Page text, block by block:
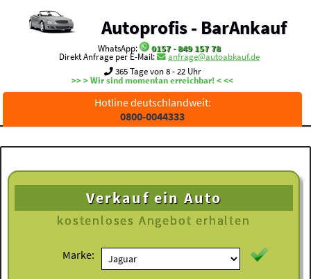
Autoprofis - BarAnkauf
WhatsApp:
0157 - 849 157 78
Direkt Anfrage per E-Mail:
anfrage@autoabkauf.de
365 Tage von 8 - 22 Uhr
>> > Wir sind momentan erreichbar! < <<
Hotline deutschlandweit:
0800-0044333
Verkauf ein Auto
kostenloses Angebot erhalten
Marke: